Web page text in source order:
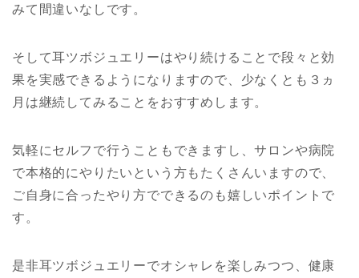
みて間違いなしです。
そして耳ツボジュエリーはやり続けることで段々と効
果を実感できるようになりますので、少なくとも３ヵ
月は継続してみることをおすすめします。
気軽にセルフで行うこともできますし、サロンや病院
で本格的にやりたいという方もたくさんいますので、
ご自身に合ったやり方でできるのも嬉しいポイントで
す。
是非耳ツボジュエリーでオシャレを楽しみつつ、健康